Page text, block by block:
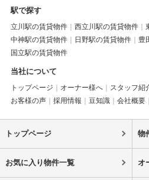
駅で探す
立川駅の賃貸物件 西立川駅の賃貸物件
中神駅の賃貸物件
日野駅の賃貸物件
豊
国立駅の賃貸物件
当社について
トップページ オーナー様へ スタッフ紹
お客様の声
採用情報 豆知識 会社概要
トップページ 物
お気に入り物件一覧 オ